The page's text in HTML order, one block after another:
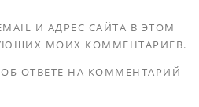
И АДРЕС САЙТА В ЭТОМ
МОИХ КОММЕНТАРИЕВ.
ОТВЕТЕ НА КОММЕНТАРИЙ